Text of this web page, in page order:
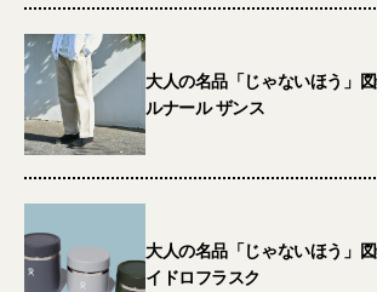
大人の名品「じゃないほう」
ルナール ザンス
大人の名品「じゃないほう」
イドロフラスク